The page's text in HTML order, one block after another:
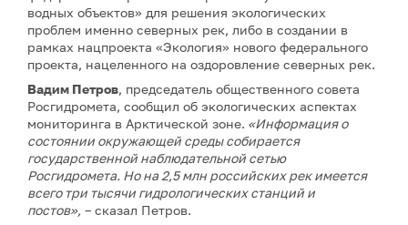
водных объектов» для решения экологических
проблем именно северных рек, либо в создании в
рамках нацпроекта «Экология» нового федерального
проекта, нацеленного на оздоровление северных рек.
Вадим Петров, председатель общественного совета
Росгидромета, сообщил об экологических аспектах
мониторинга в Арктической зоне. «Информация о
состоянии окружающей среды собирается
государственной наблюдательной сетью
Росгидромета. Но на 2,5 млн российских рек имеется
всего три тысячи гидрологических станций и
постов», – сказал Петров.